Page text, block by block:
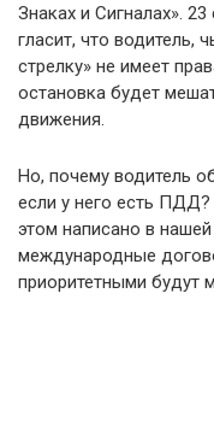
Знаках и Сигналах».
гласит, что водитель,
стрелку» не имеет
остановка будет
движения.
Но, почему водитель
если у него есть
этом написано в
международные
приоритетными будут